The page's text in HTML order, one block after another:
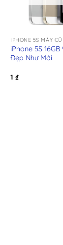
IPHONE 5S MÁY
iPhone 5S 16GB
Đẹp Như Mới
1₫